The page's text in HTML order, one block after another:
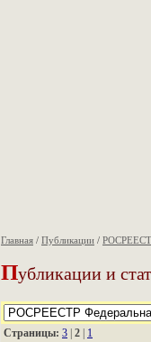
Главная / Публикации /
Публикации и
Страницы: 3 2 1